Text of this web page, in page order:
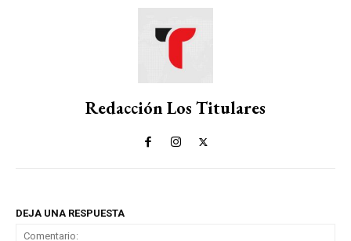
Redacción Los Titulares
DEJA UNA RESPUESTA